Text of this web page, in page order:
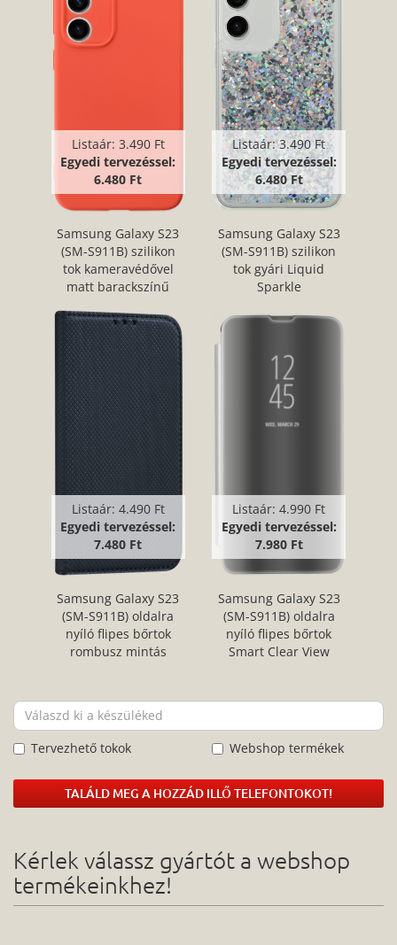
Listaár: 3.490 Ft
Egyedi tervezéssel:
6.480 Ft
Samsung Galaxy S23
(SM-S911B) szilikon
tok kameravédővel
matt barackszínű
Listaár:3.490 Ft
Egyedi tervezéssel:
6.480 Ft
Samsung Galaxy S23
(SM-S911B) szilikon
tok gyári Liquid
Sparkle
Listaár: 4.490 Ft
Egyedi tervezéssel:
7.480 Ft
Samsung Galaxy S23
(SM-S911B) oldalra
nyíló flipes bőrtok
rombusz mintás
Listaár:4.990 Ft
Egyedi tervezéssel:
7.980 Ft
Samsung Galaxy S23
(SM-S911B) oldalra
nyíló flipes bőrtok
Smart Clear View
Tervezhető tokok Webshop termékek
TALÁLD MEG A HOZZÁD ILLŐ TELEFONTOKOT!
Kérlek válassz gyártót a webshop
termékeinkhez!